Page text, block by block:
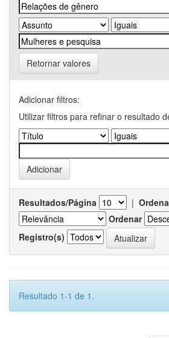
Retornar valores
Adicionar filtros:
Utilizar filtros para refinar o resultado
Resultados/Página |
Ordenar
Registro(s)
Resultado 1-1 de 1.